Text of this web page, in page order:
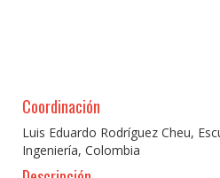
Coordinación
Luis Eduardo Rodríguez Cheu,
Ingeniería, Colombia